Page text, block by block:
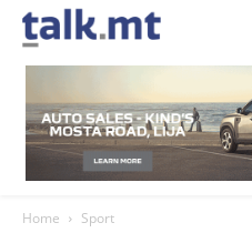
Home Sport